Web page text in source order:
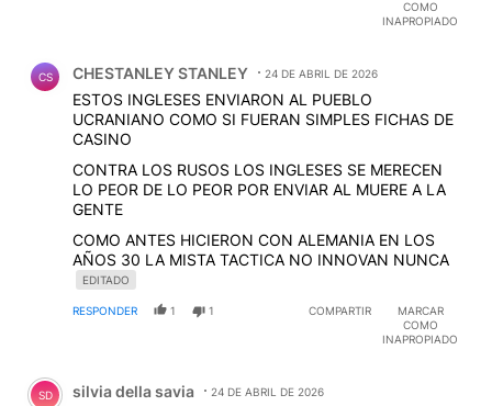
COMO
INAPROPIADO
CS CHESTANLEY STANLEY 24 DE ABRIL DE 2026
ESTOS INGLESES ENVIARON AL PUEBLO
UCRANIANO COMO SI FUERAN SIMPLES FICHAS DE
CASINO
CONTRA LOS RUSOS LOS INGLESES SE MERECEN
LO PEOR DE LO PEOR POR ENVIAR AL MUERE A LA
GENTE
COMO ANTES HICIERON CON ALEMANIA EN LOS
AÑOS 30 LA MISTA TACTICA NO INNOVAN NUNCA
EDITADO
RESPONDER 1 1 COMPARTIR
MARCAR
COMO
INAPROPIADO
Comentario de silvia della savia.
SD silvia della savia 24 DE ABRIL DE 2026